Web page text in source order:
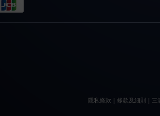
隱私條款｜條款及細則｜